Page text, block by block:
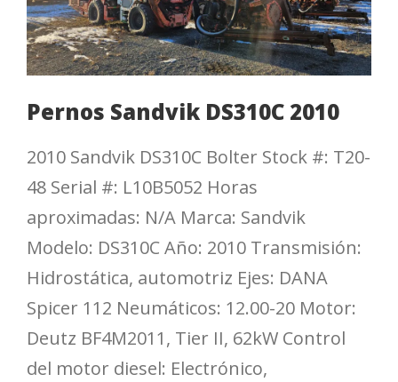
Pernos Sandvik DS310C 2010
2010 Sandvik DS310C Bolter Stock #: T20-
48 Serial #: L10B5052 Horas
aproximadas: N/A Marca: Sandvik
Modelo: DS310C Año: 2010 Transmisión:
Hidrostática, automotriz Ejes: DANA
Spicer 112 Neumáticos: 12.00-20 Motor:
Deutz BF4M2011, Tier II, 62kW Control
del motor diesel: Electrónico,